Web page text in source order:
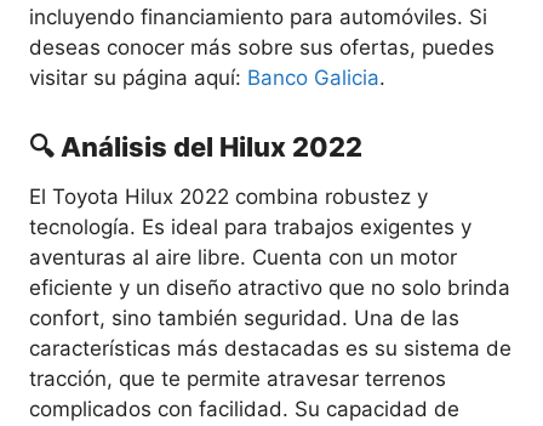
incluyendo financiamiento para automóviles. Si
deseas conocer más sobre sus ofertas, puedes
visitar su página aquí: Banco Galicia.
🔍 Análisis del Hilux 2022
El Toyota Hilux 2022 combina robustez y
tecnología. Es ideal para trabajos exigentes y
aventuras al aire libre. Cuenta con un motor
eficiente y un diseño atractivo que no solo brinda
confort, sino también seguridad. Una de las
características más destacadas es su sistema de
tracción, que te permite atravesar terrenos
complicados con facilidad. Su capacidad de